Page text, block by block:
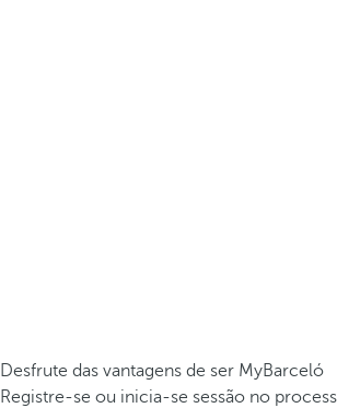
Desfrute das vantagens de ser MyBarceló
Registre-se ou inicia-se sessão no